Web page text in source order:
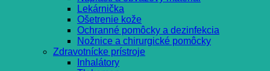
Lekárnička
Ošetrenie kože
Ochranné pomôcky a dezinfekcia
Nožnice a chirurgické pomôcky
Zdravotnícke prístroje
Inhalátory